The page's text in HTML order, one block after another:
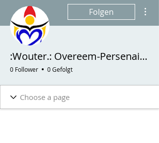
Folgen
:Wouter.: Overeem-Persenaire.
0 Follower 0 Gefolgt